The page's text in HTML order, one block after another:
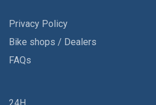
Privacy Policy
Bike shops / Dealers
FAQs